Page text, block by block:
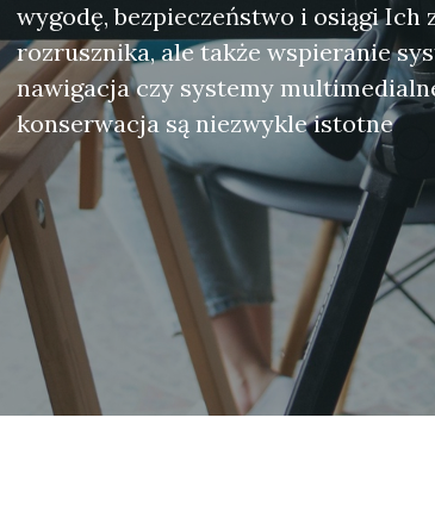
wygodę, bezpieczeństwo i osiągi
rozrusznika, ale także wspieranie
nawigacja czy systemy
konserwacja są niezwykle istotne